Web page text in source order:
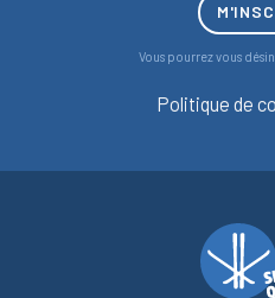
Vous pourrez vous
Politique de